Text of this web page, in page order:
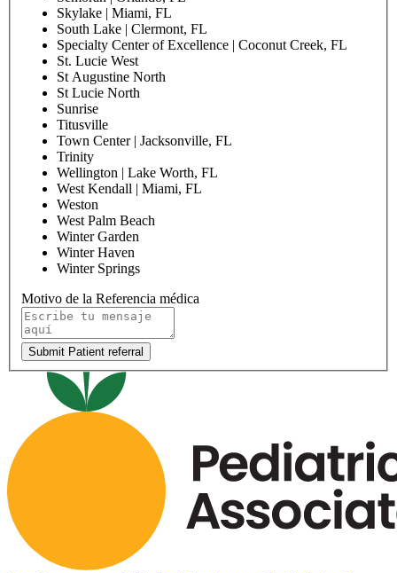
Skylake | Miami, FL
South Lake | Clermont, FL
Specialty Center of Excellence | Coconut Creek, FL
St. Lucie West
St Augustine North
St Lucie North
Sunrise
Titusville
Town Center | Jacksonville, FL
Trinity
Wellington | Lake Worth, FL
West Kendall | Miami, FL
Weston
West Palm Beach
Winter Garden
Winter Haven
Winter Springs
Motivo de la Referencia médica
Submit Patient referral